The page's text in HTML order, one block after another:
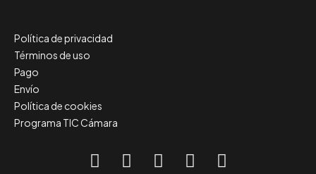
Política de privacidad
Términos de uso
Pago
Envío
Política de cookies
Programa TIC Cámara